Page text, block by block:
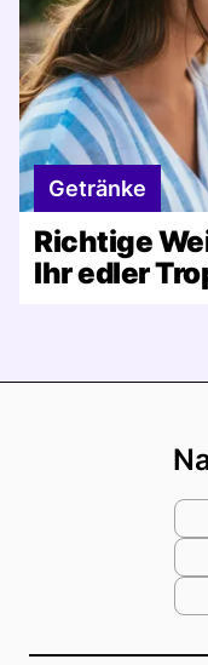
Getränke
Richtige
Ihr edler